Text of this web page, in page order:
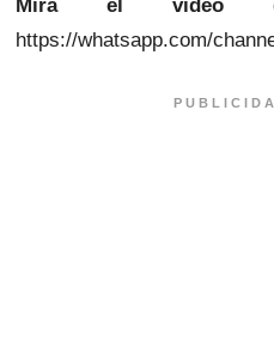
Mira el video
https://whatsapp.com/